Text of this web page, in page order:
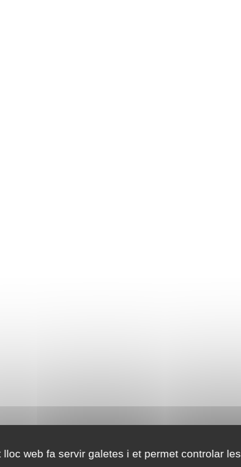
lloc web fa servir galetes i et permet controlar